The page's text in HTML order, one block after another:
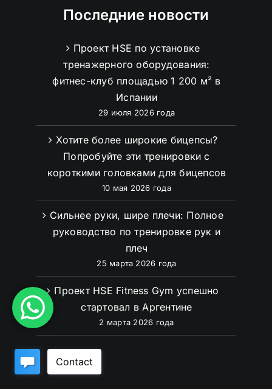
Последние новости
Проект HSE по установке
тренажерного оборудования:
фитнес-клуб площадью 1 200 м² в
Испании
29 июля 2026 года
Хотите более широкие бицепсы?
Попробуйте эти тренировки с
короткими головками для бицепсов
10 мая 2026 года
Сильнее руки, шире плечи: Полное
руководство по тренировке рук и
плеч
25 марта 2026 года
Проект HSE Fitness Gym успешно
стартовал в Аргентине
2 марта 2026 года